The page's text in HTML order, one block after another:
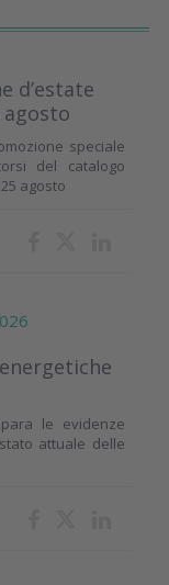
d’estate
agosto
speciale
del catalogo
agosto
le evidenze
attuale delle